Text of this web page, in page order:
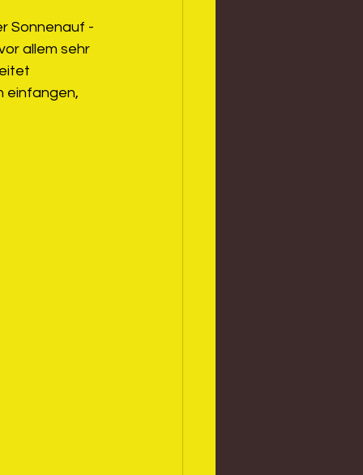
Sonnenauf -
allem sehr
einfangen,